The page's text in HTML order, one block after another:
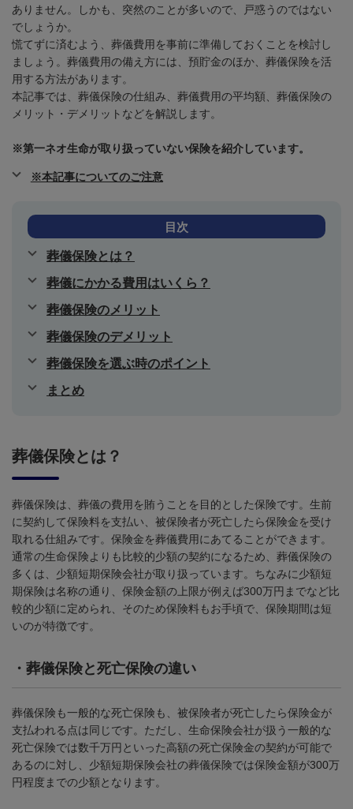
ありません。しかも、突然のことが多いので、戸惑うのではない
でしょうか。
慌てずに済むよう、葬儀費用を事前に準備しておくことを検討し
ましょう。葬儀費用の備え方には、預貯金のほか、葬儀保険を活
用する方法があります。
本記事では、葬儀保険の仕組み、葬儀費用の平均額、葬儀保険の
メリット・デメリットなどを解説します。
※第一ネオ生命が取り扱っていない保険を紹介しています。
※本記事についてのご注意
目次
葬儀保険とは？
葬儀にかかる費用はいくら？
葬儀保険のメリット
葬儀保険のデメリット
葬儀保険を選ぶ時のポイント
まとめ
葬儀保険とは？
葬儀保険は、葬儀の費用を賄うことを目的とした保険です。生前
に契約して保険料を支払い、被保険者が死亡したら保険金を受け
取れる仕組みです。保険金を葬儀費用にあてることができます。
通常の生命保険よりも比較的少額の契約になるため、葬儀保険の
多くは、少額短期保険会社が取り扱っています。ちなみに少額短
期保険は名称の通り、保険金額の上限が例えば300万円までなど比
較的少額に定められ、そのため保険料もお手頃で、保険期間は短
いのが特徴です。
・ 葬儀保険と死亡保険の違い
葬儀保険も一般的な死亡保険も、被保険者が死亡したら保険金が
支払われる点は同じです。ただし、生命保険会社が扱う一般的な
死亡保険では数千万円といった高額の死亡保険金の契約が可能で
あるのに対し、少額短期保険会社の葬儀保険では保険金額が300万
円程度までの少額となります。